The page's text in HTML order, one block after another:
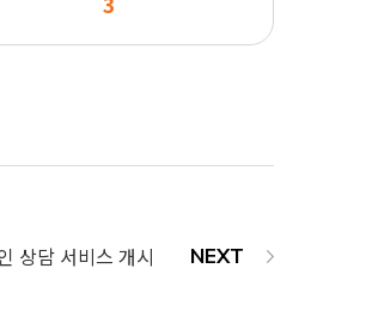
상담 서비스 개시